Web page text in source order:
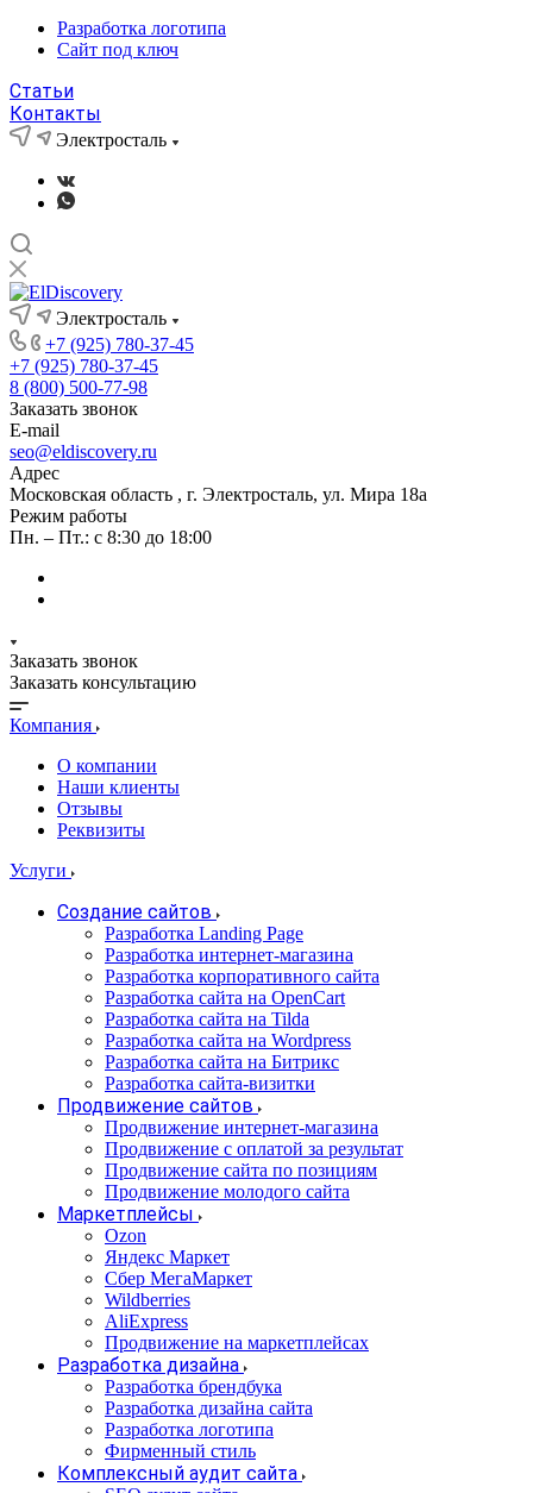
Разработка логотипа
Сайт под ключ
Статьи
Контакты
Электросталь
Электросталь
+7 (925) 780-37-45
+7 (925) 780-37-45
8 (800) 500-77-98
Заказать звонок
E-mail
seo@eldiscovery.ru
Адрес
Московская область , г. Электросталь, ул. Мира 18а
Режим работы
Пн. – Пт.: с 8:30 до 18:00
Заказать звонок
Заказать консультацию
Компания
О компании
Наши клиенты
Отзывы
Реквизиты
Услуги
Создание сайтов
Разработка Landing Page
Разработка интернет-магазина
Разработка корпоративного сайта
Разработка сайта на OpenCart
Разработка сайта на Tilda
Разработка сайта на Wordpress
Разработка сайта на Битрикс
Разработка сайта-визитки
Продвижение сайтов
Продвижение интернет-магазина
Продвижение с оплатой за результат
Продвижение сайта по позициям
Продвижение молодого сайта
Маркетплейсы
Ozon
Яндекс Маркет
Сбер МегаМаркет
Wildberries
AliExpress
Продвижение на маркетплейсах
Разработка дизайна
Разработка брендбука
Разработка дизайна сайта
Разработка логотипа
Фирменный стиль
Комплексный аудит сайта